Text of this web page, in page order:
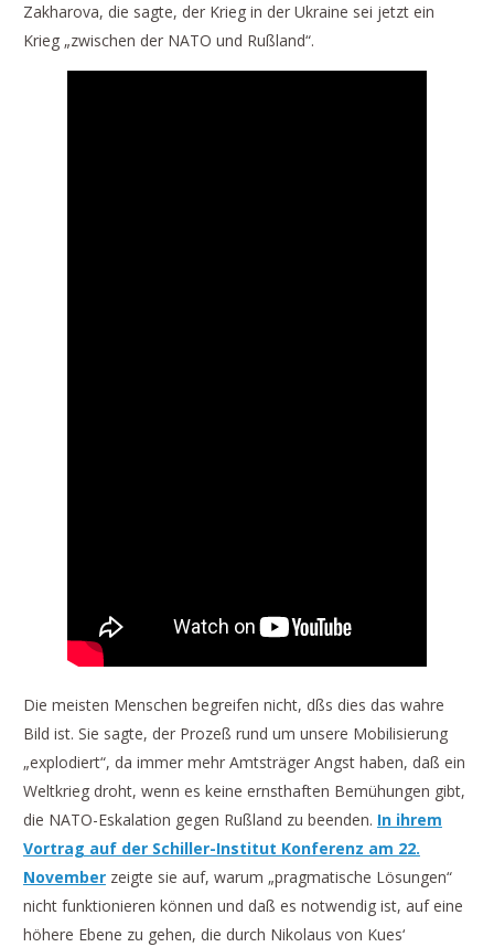
Zakharova, die sagte, der Krieg in der Ukraine sei jetzt ein
Krieg „zwischen der NATO und Rußland“.
Die meisten Menschen begreifen nicht, dßs dies das wahre
Bild ist. Sie sagte, der Prozeß rund um unsere Mobilisierung
„explodiert“, da immer mehr Amtsträger Angst haben, daß ein
Weltkrieg droht, wenn es keine ernsthaften Bemühungen gibt,
die NATO-Eskalation gegen Rußland zu beenden. In ihrem
Vortrag auf der Schiller-Institut Konferenz am 22.
November zeigte sie auf, warum „pragmatische Lösungen“
nicht funktionieren können und daß es notwendig ist, auf eine
höhere Ebene zu gehen, die durch Nikolaus von Kues‘